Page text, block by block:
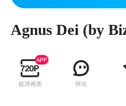
超清画质 评论